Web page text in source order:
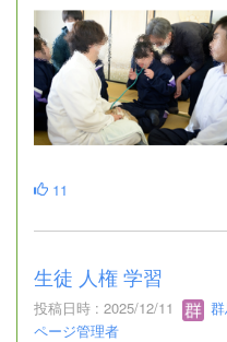
11
生徒 人権 学習
投稿日時 : 2025/12/11
ページ管理者